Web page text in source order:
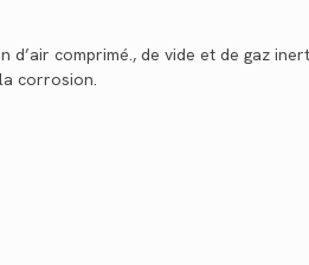
comprimé., de vide et de gaz
corrosion.